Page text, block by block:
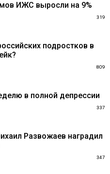
ИЖС выросли на 9%
319
подростков в
809
в полной депрессии
337
Развожаев наградил
347